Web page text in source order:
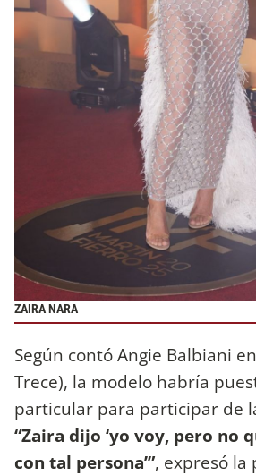
ZAIRA NARA
Según contó Angie Balbiani
Trece), la modelo habría
particular para participar de
“Zaira dijo ‘yo voy, pero no
con tal persona’”, expresó la